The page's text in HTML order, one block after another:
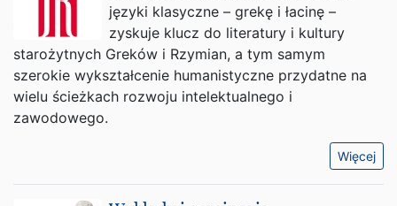
języki klasyczne – grekę i łacinę –
zyskuje klucz do literatury i kultury
starożytnych Greków i Rzymian, a tym samym
szerokie wykształcenie humanistyczne przydatne na
wielu ścieżkach rozwoju intelektualnego i
zawodowego.
Więcej